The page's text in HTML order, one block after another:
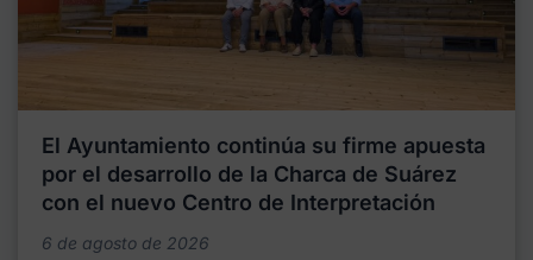
El Ayuntamiento continúa su firme apuesta
por el desarrollo de la Charca de Suárez
con el nuevo Centro de Interpretación
6 de agosto de 2026